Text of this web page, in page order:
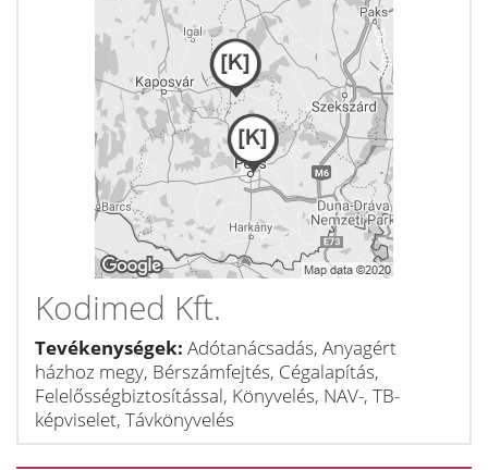
Kodimed Kft.
Tevékenységek: Adótanácsadás, Anyagért
házhoz megy, Bérszámfejtés, Cégalapítás,
Felelősségbiztosítással, Könyvelés, NAV-, TB-
képviselet, Távkönyvelés